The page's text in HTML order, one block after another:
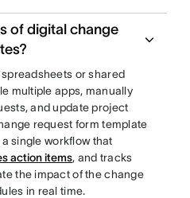
of digital change
or shared
multiple apps, manually
and update project
request form template
single workflow that
action items, and tracks
the impact of the change
in real time.